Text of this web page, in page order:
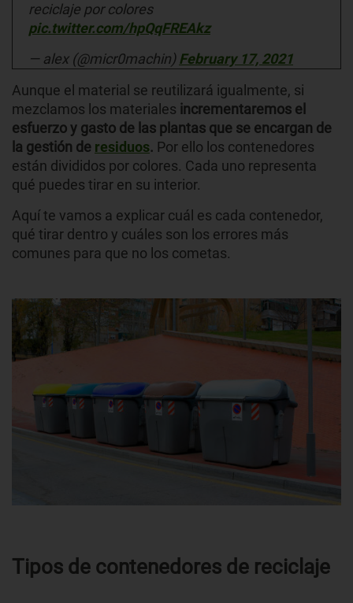
reciclaje por colores
pic.twitter.com/hpQqFREAkz
— alex (@micr0machin)February 17, 2021
Aunque el material se reutilizará igualmente, si
mezclamos los materiales incrementaremos el
esfuerzo y gasto de las plantas que se encargan de
la gestión de residuos. Por ello los contenedores
están divididos por colores. Cada uno representa
qué puedes tirar en su interior.
Aquí te vamos a explicar cuál es cada contenedor,
qué tirar dentro y cuáles son los errores más
comunes para que no los cometas.
Tipos de contenedores de reciclaje